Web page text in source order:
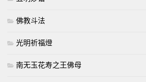
佛教斗法
光明祈福燈
南无玉花寿之王佛母